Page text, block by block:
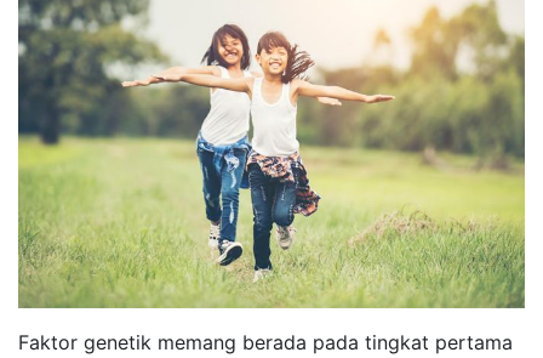
Faktor genetik memang berada pada tingkat pertama